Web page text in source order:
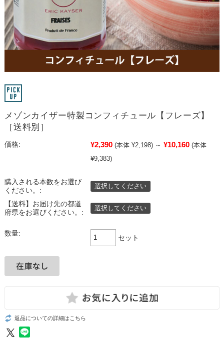
メゾンカイザー特製コンフィチュール【フレーズ】
［送料別］
価格: ¥2,390 (本体 ¥2,198) ～ ¥10,160 (本体
¥9,383)
購入される本数をお選び
ください。:
選択してください
【送料】お届け先の都道
府県をお選びください。:
選択してください
数量:
セット
返品についての詳細はこちら